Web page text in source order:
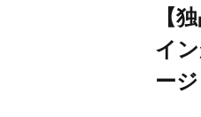
【
イ
ージ